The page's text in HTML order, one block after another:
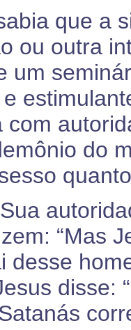
que a
ou outra
um
com
do
“Mas
desse
disse: